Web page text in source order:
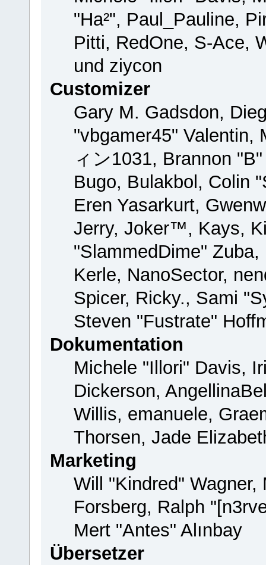
"Ha²", Paul_Pauline,
Pitti, RedOne, S-Ace,
und ziycon
Customizer
Gary M. Gadsdon,
"vbgamer45"
ィン1031, Brannon
Bugo, Bulakbol, Colin
Eren Yasarkurt,
Jerry, Joker™, Kays,
"SlammedDime"
Kerle, NanoSector,
Spicer, Ricky., Sami
Steven "Fustrate"
Dokumentation
Michele "Illori" Davis,
Dickerson,
Willis, emanuele,
Thorsen, Jade
Marketing
Will "Kindred" Wagner,
Forsberg, Ralph
Mert "Antes" Alınbay
Übersetzer